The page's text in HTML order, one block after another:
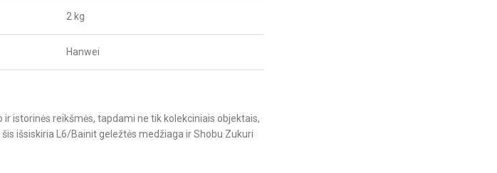
2 kg
Hanwei
istorinės reikšmės, tapdami ne tik kolekciniais objektais,
išsiskiria L6/Bainit geležtės medžiaga ir Shobu Zukuri